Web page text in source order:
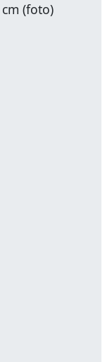
(foto)